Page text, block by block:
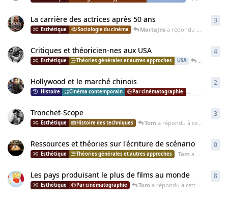
La carrière des actrices après 50 ans
Sociologie du cinéma MartaJnsa répondu à cette discussion
3
Critiques et théoricien-nes aux USA
Théories générales et autres approches USA Tom
4
Hollywood et le marché chinois
Cinéma contemporain Par cinématographie
2
Tronchet-Scope
Histoire des techniques Tom a répondu à cette discussion
3
Ressources et théories sur l'écriture de scénario
Théories générales et autres approches Tom a démarré cette discussion
0
Les pays produisant le plus de films au monde
Par cinématographie Tom a répondu à cette discussion
8